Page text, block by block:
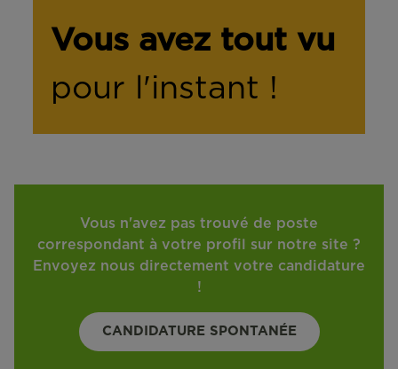
Vous avez tout vu
pour l'instant !
Vous n'avez pas trouvé de poste
correspondant à votre profil sur notre site ?
Envoyez nous directement votre candidature
!
CANDIDATURE SPONTANÉE